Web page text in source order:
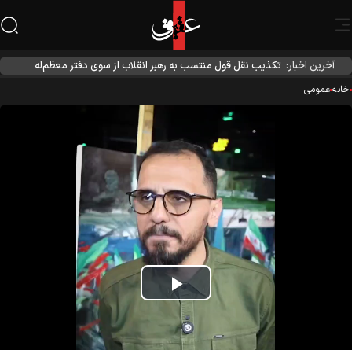
آخرین اخبار: تکذیب نقل قول منتسب به رهبر انقلاب از سوی دفتر معظم‌له
عمومی
Play
Video